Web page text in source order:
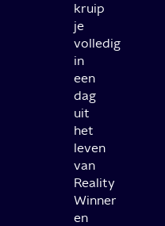
kruip
je
volledig
in
een
dag
uit
het
leven
van
Reality
Winner
en